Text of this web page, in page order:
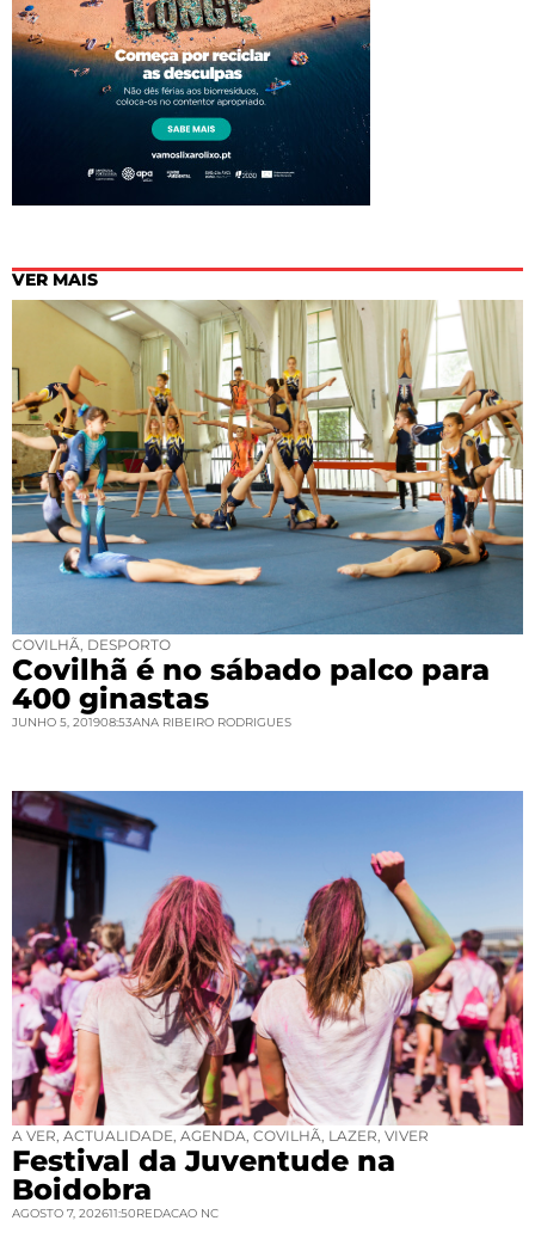
VER MAIS
COVILHÃ, DESPORTO
Covilhã é no sábado palco para
400 ginastas
JUNHO 5, 201908:53ANA RIBEIRO RODRIGUES
A VER, ACTUALIDADE, AGENDA, COVILHÃ, LAZER, VIVER
Festival da Juventude na
Boidobra
AGOSTO 7, 202611:50REDACAO NC